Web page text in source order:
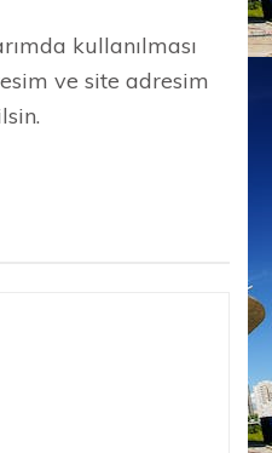
kullanılması
ve site adresim